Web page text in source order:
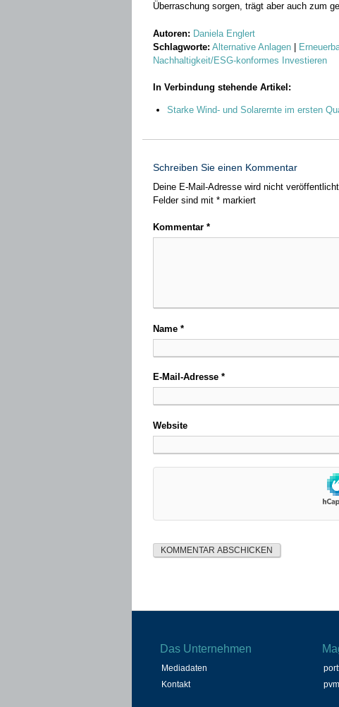
Überraschung sorgen, trägt aber auch zum
Autoren: Daniela Englert
Schlagworte: Alternative Anlagen |
Nachhaltigkeit/ESG-konformes Investieren
In Verbindung stehende Artikel:
Starke Wind- und Solarernte im ersten
Schreiben Sie einen Kommentar
Deine E-Mail-Adresse wird nicht veröffentlicht.
Felder sind mit * markiert
Kommentar *
Name *
E-Mail-Adresse *
Website
Das Unternehmen
Mediadaten
Kontakt